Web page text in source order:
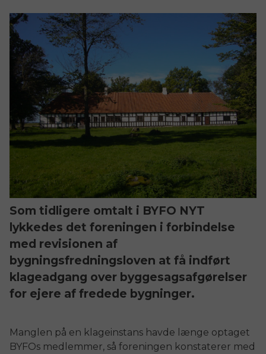
Som tidligere omtalt i BYFO NYT
lykkedes det foreningen i forbindelse
med revisionen af
bygningsfredningsloven at få indført
klageadgang over byggesagsafgørelser
for ejere af fredede bygninger.
Manglen på en klageinstans havde længe optaget
BYFOs medlemmer, så foreningen konstaterer med